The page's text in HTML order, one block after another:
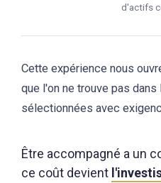
d'actifs
Cette expérience nous
que l'on ne trouve pas
sélectionnées avec
Être accompagné a un
ce coût devient